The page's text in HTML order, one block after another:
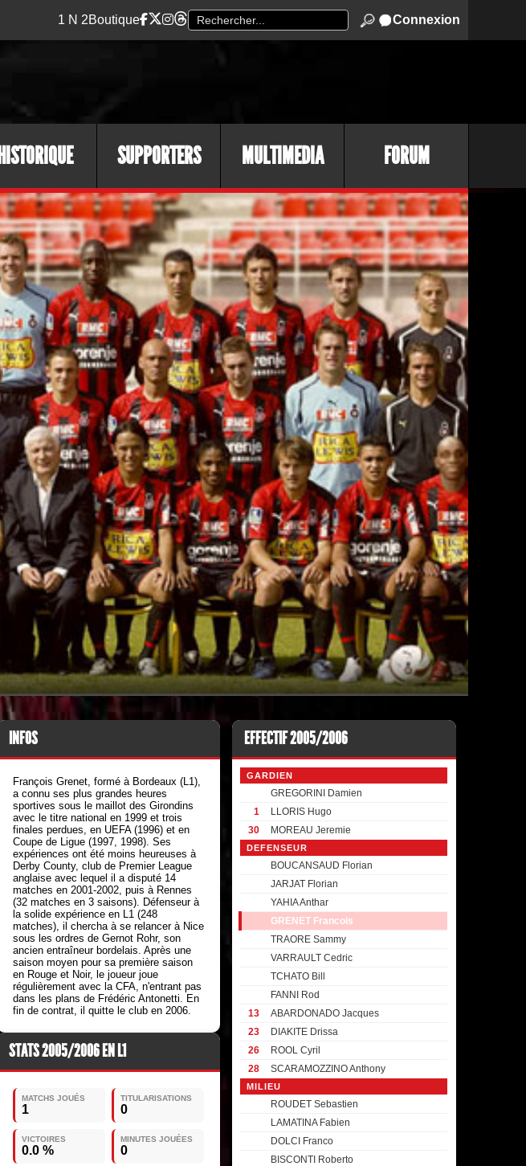
1 N 2Boutique Connexion
HISTORIQUE SUPPORTERS MULTIMEDIA FORUM
INFOS
François Grenet, formé à Bordeaux (L1),
a connu ses plus grandes heures
sportives sous le maillot des Girondins
avec le titre national en 1999 et trois
finales perdues, en UEFA (1996) et en
Coupe de Ligue (1997, 1998). Ses
expériences ont été moins heureuses à
Derby County, club de Premier League
anglaise avec lequel il a disputé 14
matches en 2001-2002, puis à Rennes
(32 matches en 3 saisons). Défenseur à
la solide expérience en L1 (248
matches), il chercha à se relancer à Nice
sous les ordres de Gernot Rohr, son
ancien entraîneur bordelais. Après une
saison moyen pour sa première saison
en Rouge et Noir, le joueur joue
régulièrement avec la CFA, n'entrant pas
dans les plans de Frédéric Antonetti. En
fin de contrat, il quitte le club en 2006.
STATS 2005/2006 EN L1
MATCHS JOUÉS
1
TITULARISATIONS
0
VICTOIRES
0.0 %
MINUTES JOUÉES
0
EFFECTIF 2005/2006
GARDIEN
GREGORINI Damien
1
LLORIS Hugo
30
MOREAU Jeremie
DEFENSEUR
BOUCANSAUD Florian
JARJAT Florian
YAHIA Anthar
GRENET Francois
TRAORE Sammy
VARRAULT Cedric
TCHATO Bill
FANNI Rod
13
ABARDONADO Jacques
23
DIAKITE Drissa
26
ROOL Cyril
28
SCARAMOZZINO Anthony
MILIEU
ROUDET Sebastien
LAMATINA Fabien
DOLCI Franco
BISCONTI Roberto